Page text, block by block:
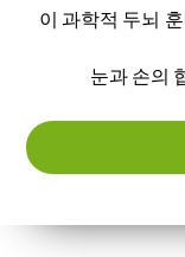
이 과학적 두뇌
눈과 손의